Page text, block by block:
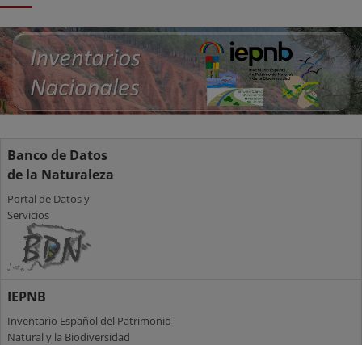
Banco de Datos
de la Naturaleza
Portal de Datos y
Servicios
IEPNB
Inventario Español del Patrimonio
Natural y la Biodiversidad